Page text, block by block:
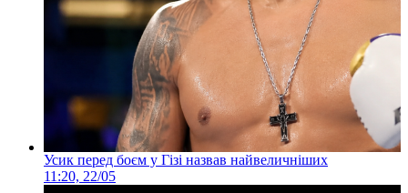
Усик перед боєм у Гізі назвав найвеличніших
11:20, 22/05